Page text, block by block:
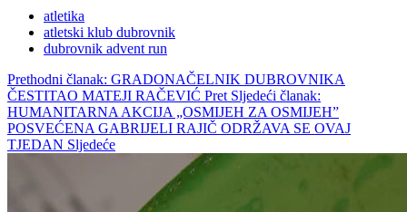
atletika
atletski klub dubrovnik
dubrovnik advent run
Prethodni članak: GRADONAČELNIK DUBROVNIKA
ČESTITAO MATEJI RAČEVIĆ Pret Sljedeći članak:
HUMANITARNA AKCIJA „OSMIJEH ZA OSMIJEH”
POSVEĆENA GABRIJELI RAJIČ ODRŽAVA SE OVAJ
TJEDAN Sljedeće